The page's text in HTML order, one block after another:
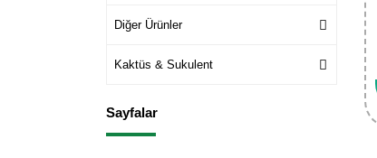
Diğer Ürünler
Kaktüs & Sukulent
Sayfalar